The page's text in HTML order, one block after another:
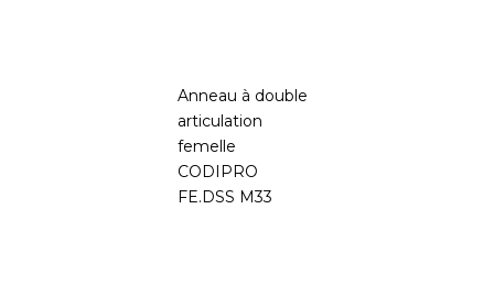
Anneau à double
articulation
femelle
CODIPRO
FE.DSS M33